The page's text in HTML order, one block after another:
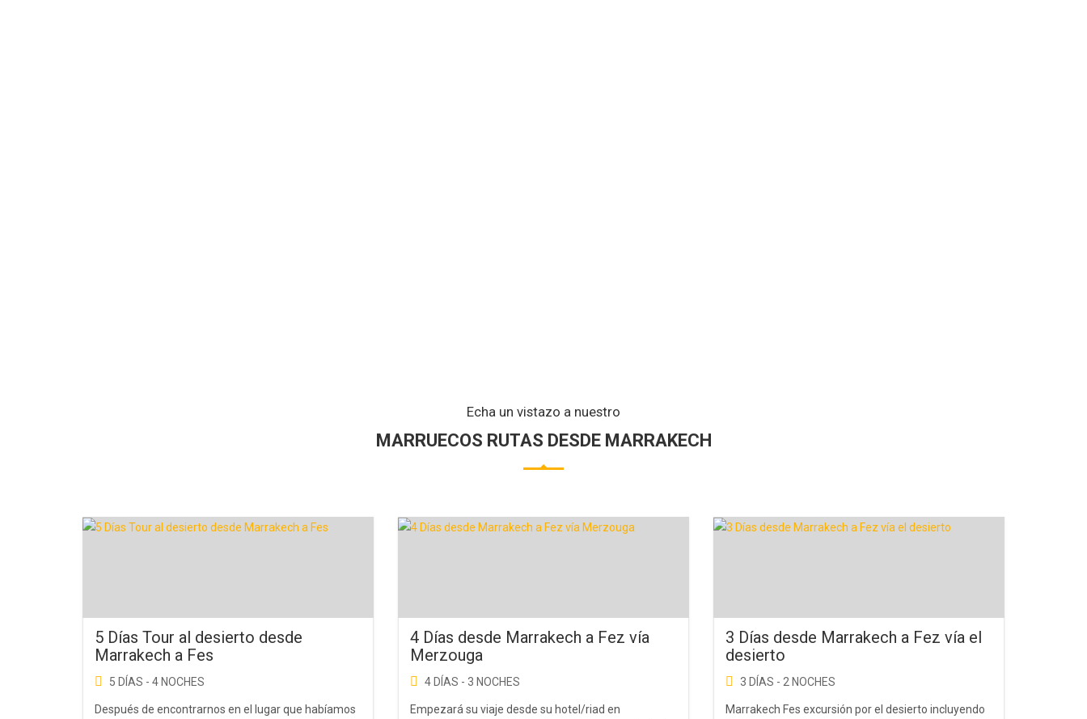
Echa un vistazo a nuestro
MARRUECOS RUTAS DESDE MARRAKECH
5 Días Tour al desierto desde
Marrakech a Fes
5 DÍAS - 4 NOCHES
Después de encontrarnos en el lugar que habíamos
4 Días desde Marrakech a Fez vía
Merzouga
4 DÍAS - 3 NOCHES
Empezará su viaje desde su hotel/riad en
3 Días desde Marrakech a Fez vía el
desierto
3 DÍAS - 2 NOCHES
Marrakech Fes excursión por el desierto incluyendo